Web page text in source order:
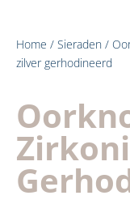
Home / Sieraden /
zilver gerhodineerd